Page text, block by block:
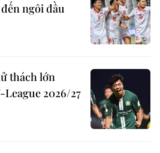
ngôi đầu
thách lớn
2026/27